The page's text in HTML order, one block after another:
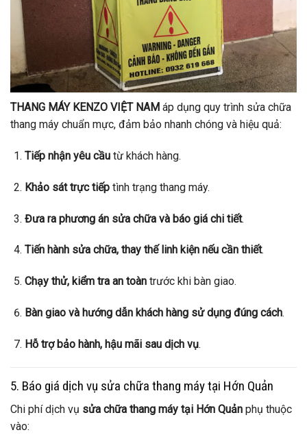
THANG MÁY KENZO VIỆT NAM áp dụng quy trình sửa chữa
thang máy chuẩn mực, đảm bảo nhanh chóng và hiệu quả:
Tiếp nhận yêu cầutừ khách hàng.
Khảo sát trực tiếptình trạng thang máy.
Đưa ra phương án sửa chữa và báo giá chi tiết.
Tiến hành sửa chữa, thay thế linh kiện nếu cần thiết.
Chạy thử, kiểm tra an toàntrước khi bàn giao.
Bàn giao và hướng dẫn khách hàng sử dụng đúng cách.
Hỗ trợ bảo hành, hậu mãi sau dịch vụ.
5. Báo giá dịch vụ sửa chữa thang máy tại Hớn Quản
Chi phí dịch vụ sửa chữa thang máy tại Hớn Quản phụ thuộc
vào: